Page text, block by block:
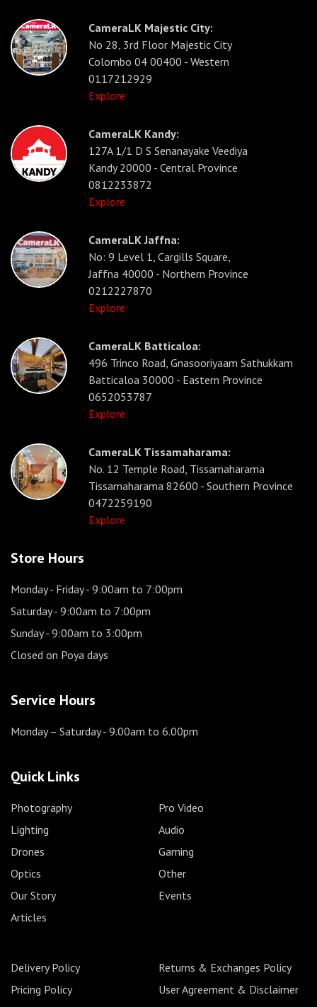
CameraLK Majestic City:
No 28, 3rd Floor Majestic City
Colombo 04 00400 - Western
0117212929
Explore
CameraLK Kandy:
127A 1/1 D S Senanayake Veediya
Kandy 20000 - Central Province
0812233872
Explore
CameraLK Jaffna:
No: 9 Level 1, Cargills Square,
Jaffna 40000 - Northern Province
0212227870
Explore
CameraLK Batticaloa:
496 Trinco Road, Gnasooriyaam Sathukkam
Batticaloa 30000 - Eastern Province
0652053787
Explore
CameraLK Tissamaharama:
No. 12 Temple Road, Tissamaharama
Tissamaharama 82600 - Southern Province
0472259190
Explore
Store Hours
Monday - Friday- 9:00am to 7:00pm
Saturday- 9:00am to 7:00pm
Sunday- 9:00am to 3:00pm
Closed on Poya days
Service Hours
Monday – Saturday- 9.00am to 6.00pm
Quick Links
Photography
Pro Video
Lighting
Audio
Drones
Gaming
Optics
Other
Our Story
Events
Articles
Delivery Policy
Returns & Exchanges Policy
Pricing Policy
User Agreement & Disclaimer